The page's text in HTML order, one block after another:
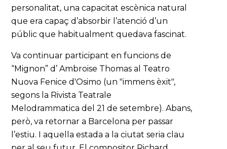
personalitat, una capacitat escènica natural
que era capaç d’absorbir l’atenció d’un
públic que habitualment quedava fascinat.
Va continuar participant en funcions de
“Mignon” d’ Ambroise Thomas al Teatro
Nuova Fenice d'Osimo (un "immens èxit",
segons la Rivista Teatrale
Melodrammatica del 21 de setembre). Abans,
però, va retornar a Barcelona per passar
l’estiu. I aquella estada a la ciutat seria clau